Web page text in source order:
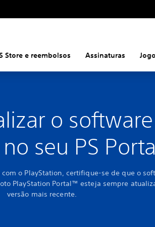
Store e reembolsos Assinaturas
o
seu PS
o PlayStation, certifique-se de que o
PlayStation Portal™ esteja sempre
versão mais recente.